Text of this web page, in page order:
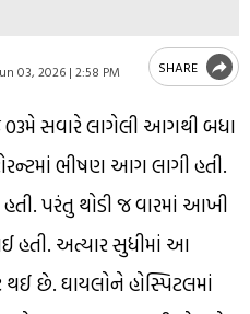
03, 2026 | 2:58 PM SHARE
03મે સવારે લાગેલી આગથી બધા
ભીષણ આગ લાગી હતી.
પરંતુ થોડી જ વારમાં આખી
હતી. અત્યાર સુધીમાં આ
થઈ છે. ઘાયલોને હોસ્પિટલમાં